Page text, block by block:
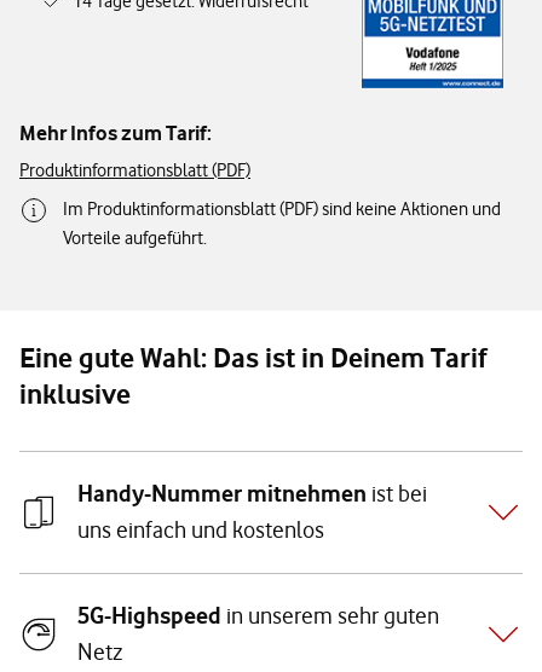
Mehr Infos zum Tarif:
Produktinformationsblatt (PDF)
Im Produktinformationsblatt (PDF) sind keine Aktionen und
Vorteile aufgeführt.
Eine gute Wahl: Das ist in Deinem Tarif
inklusive
Handy-Nummer mitnehmen ist bei
uns einfach und kostenlos
5G-Highspeed in unserem sehr guten
Netz